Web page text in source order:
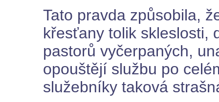
Tato pravda způsobila,
křesťany tolik skleslosti,
pastorů vyčerpaných,
opouštějí službu po
služebníky taková